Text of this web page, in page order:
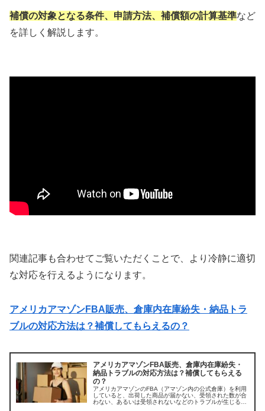
補償の対象となる条件、申請方法、補償額の計算基準など
を詳しく解説します。
関連記事も合わせてご覧いただくことで、より冷静に適切
な対応を行えるようになります。
アメリカアマゾンFBA販売、倉庫内在庫紛失・納品トラ
ブルの対応方法は？補償してもらえるの？
アメリカアマゾンFBA販売、倉庫内在庫紛失・
納品トラブルの対応方法は？補償してもらえる
の？
アメリカアマゾンのFBA（アマゾン内の公式倉庫）を利用
していると、出荷した商品が届かない、受領された数が合
わない、あるいは受領されないなどのトラブルが生じるこ